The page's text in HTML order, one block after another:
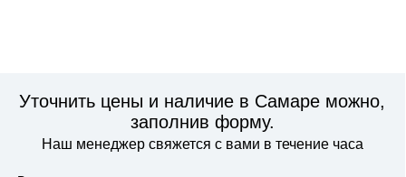
Уточнить цены и наличие в Самаре можно,
заполнив форму.
Наш менеджер свяжется с вами в течение часа